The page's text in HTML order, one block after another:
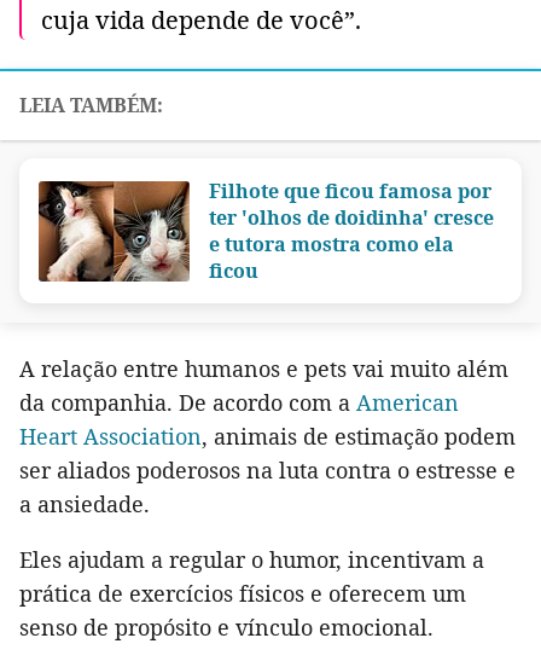
cuja vida depende de você”.
Filhote que ficou famosa por
ter 'olhos de doidinha' cresce
e tutora mostra como ela
ficou
A relação entre humanos e pets vai muito além
da companhia. De acordo com a American
Heart Association, animais de estimação podem
ser aliados poderosos na luta contra o estresse e
a ansiedade.
Eles ajudam a regular o humor, incentivam a
prática de exercícios físicos e oferecem um
senso de propósito e vínculo emocional.